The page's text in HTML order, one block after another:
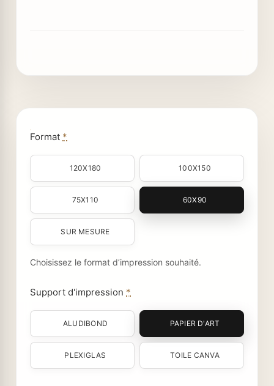
Format *
120X180 100X150
75X110 60X90
SUR MESURE
Choisissez le format d’impression souhaité.
Support d'impression *
ALUDIBOND PAPIER D'ART
PLEXIGLAS TOILE CANVA